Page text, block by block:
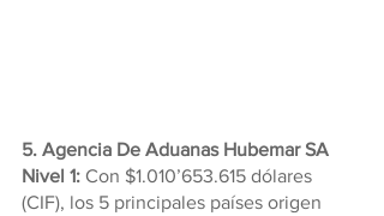
5. Agencia De Aduanas Hubemar SA
Nivel 1: Con $1.010’653.615 dólares
(CIF), los 5 principales países origen